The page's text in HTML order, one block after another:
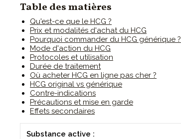
Table des matières
Qu'est-ce que le HCG ?
Prix et modalités d'achat du HCG
Pourquoi commander du HCG générique ?
Mode d'action du HCG
Protocoles et utilisation
Durée de traitement
Où acheter HCG en ligne pas cher ?
HCG original vs générique
Contre-indications
Précautions et mise en garde
Effets secondaires
Substance active :